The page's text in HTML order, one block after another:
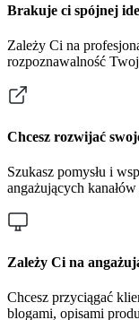
Brakuje ci spójnej
Zależy Ci na
rozpoznawalność
Chcesz rozwijać
Szukasz pomysłu i
angażujących
Zależy Ci na
Chcesz przyciągać
blogami, opisami